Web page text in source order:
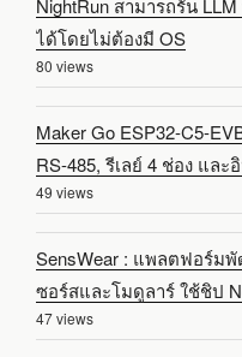
NightRun สามารถรัน
ได้โดยไม่ต้องมี OS
80 views
Maker Go ESP32-C5-
RS-485, รีเลย์ 4 ช่อง แล
49 views
SensWear : แพลตฟอร์ม
ซอร์สและโมดูลาร์ ใช้ชิป
47 views